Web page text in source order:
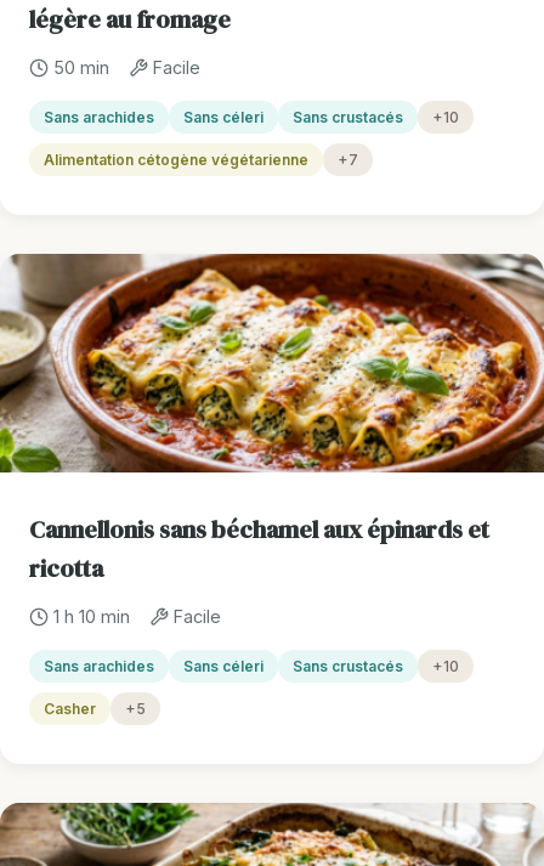
légère au fromage
50 min Facile
Sans arachides Sans céleri Sans crustacés +10
Alimentation cétogène végétarienne +7
Cannellonis sans béchamel aux épinards et
ricotta
1 h 10 min Facile
Sans arachides Sans céleri Sans crustacés +10
Casher +5